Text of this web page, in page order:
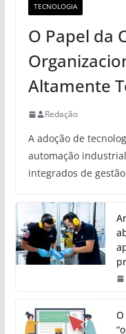
TECNOLOGIA
O Papel da
Altamente
Redação
A adoção de
automação
integrados de